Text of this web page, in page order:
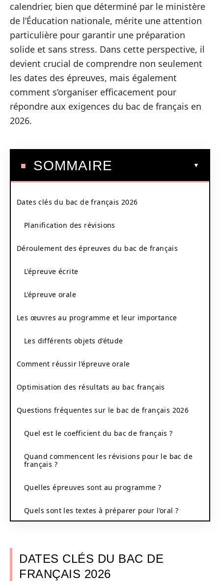
calendrier, bien que déterminé par le ministère
de l’Éducation nationale, mérite une attention
particulière pour garantir une préparation
solide et sans stress. Dans cette perspective, il
devient crucial de comprendre non seulement
les dates des épreuves, mais également
comment s’organiser efficacement pour
répondre aux exigences du bac de français en
2026.
SOMMAIRE
Dates clés du bac de français 2026
Planification des révisions
Déroulement des épreuves du bac de français
L’épreuve écrite
L’épreuve orale
Les œuvres au programme et leur importance
Les différents objets d’étude
Comment réussir l’épreuve orale
Optimisation des résultats au bac français
Questions fréquentes sur le bac de français 2026
Quel est le coefficient du bac de français ?
Quand commencent les révisions pour le bac de
français ?
Quelles épreuves sont au programme ?
Quels sont les textes à préparer pour l’oral ?
DATES CLÉS DU BAC DE
FRANÇAIS 2026